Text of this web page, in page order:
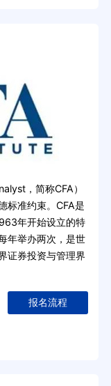
，简称CFA）
标准约束。CFA是
年开始设立的特
年举办两次，是世
证券投资与管理界
报名流程